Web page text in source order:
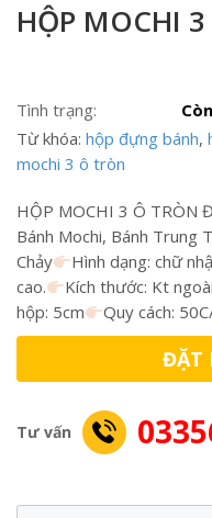
HỘP MOCHI
Tình trạng:
Từ khóa: hộp đựng bánh,
mochi 3 ô tròn
HỘP MOCHI 3 Ô TRÒN
Bánh Mochi, Bánh Trung
Chảy
Hình dạng: chữ
cao.
Kích thước: Kt
hộp: 5cm
Quy cách:
ĐẶT
Tư vấn